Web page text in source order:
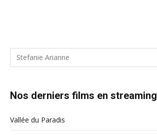
Nos derniers films en streaming
Vallée du Paradis